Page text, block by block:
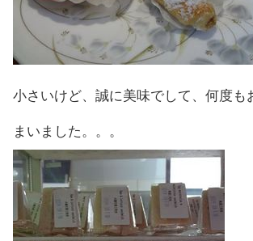
小さいけど、誠に美味でして、何度も
まいました。。。